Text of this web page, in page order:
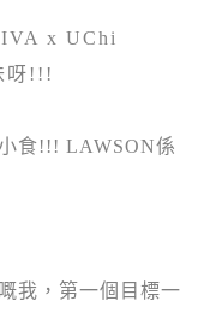
x UChi
呀 !!!
食!!! LAWSON係
我，第一個目標一